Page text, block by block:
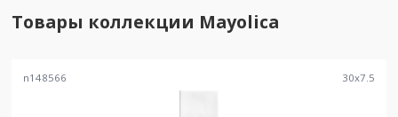
Товары коллекции Mayolica
n148566 30x7.5